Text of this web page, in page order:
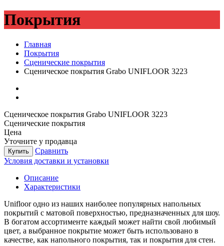
Покрытия
Главная
Покрытия
Сценические покрытия
Сценическое покрытия Grabo UNIFLOOR 3223
Сценическое покрытия Grabo UNIFLOOR 3223
Сценические покрытия
Цена
Уточните у продавца
Купить
Сравнить
Условия доставки и установки
Описание
Характеристики
Unifloor одно из наших наиболее популярных напольных
покрытий с матовой поверхностью, предназначенных для шоу.
В богатом ассортименте каждый может найти свой любимый
цвет, а выбранное покрытие может быть использовано в
качестве, как напольного покрытия, так и покрытия для стен.